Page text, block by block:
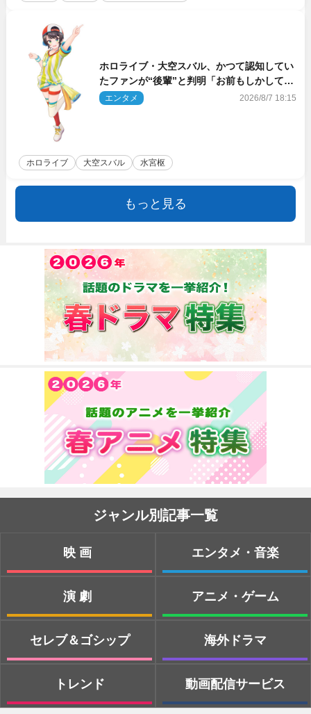
ホロライブ・大空スバル、かつて認知してい
たファンが“後輩”と判明「お前もしかしてあ
のときの？」
エンタメ 2026/8/7 18:15
ホロライブ 大空スバル 水宮枢
もっと見る
ジャンル別記事一覧
映画
演劇
セレブ＆ゴシップ
トレンド
エンタメ・音楽
アニメ・ゲーム
海外ドラマ
動画配信サービス